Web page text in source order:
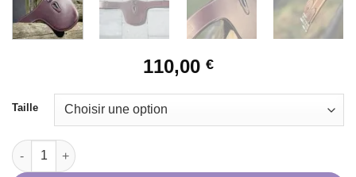
110,00 €
Taille
quantité de Sangle Bavette HFI cuir marron